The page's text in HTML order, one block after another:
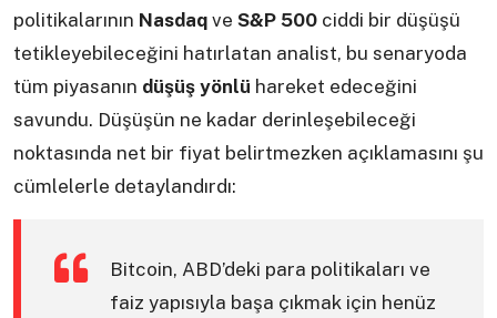
politikalarının Nasdaq ve S&P 500 ciddi bir düşüşü
tetikleyebileceğini hatırlatan analist, bu senaryoda
tüm piyasanın düşüş yönlü hareket edeceğini
savundu. Düşüşün ne kadar derinleşebileceği
noktasında net bir fiyat belirtmezken açıklamasını şu
cümlelerle detaylandırdı:
Bitcoin, ABD’deki para politikaları ve
faiz yapısıyla başa çıkmak için henüz